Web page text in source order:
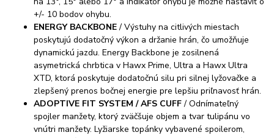
+/- 10 bodov ohybu.
ENERGY BACKBONE/ Výstuhy na citlivých miestach
poskytujú dodatočný výkon a držanie hrán, čo umožňuje
dynamickú jazdu. Energy Backbone je zosilnená
asymetrická chrbtica v Hawx Prime, Ultra a Hawx Ultra
XTD, ktorá poskytuje dodatočnú silu pri silnej lyžovačke a
zlepšený prenos bočnej energie pre lepšiu priľnavosť hrán.
ADOPTIVE FIT SYSTEM / AFS CUFF/ Odnímateľný
spojler manžety, ktorý zväčšuje objem a tvar tulipánu vo
vnútri manžety. Lyžiarske topánky vybavené spoilerom,